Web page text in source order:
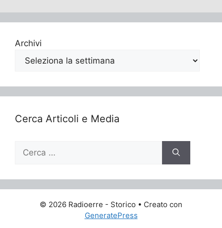
Archivi
Cerca Articoli e Media
Ricerca
© 2026 Radioerre - Storico • Creato con
GeneratePress